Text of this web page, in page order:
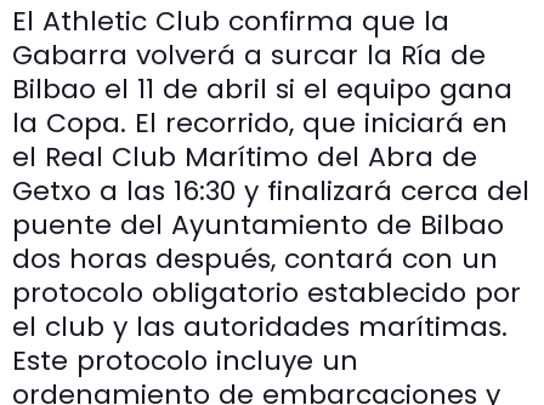
El Athletic Club confirma que la
Gabarra volverá a surcar la Ría de
Bilbao el 11 de abril si el equipo gana
la Copa. El recorrido, que iniciará en
el Real Club Marítimo del Abra de
Getxo a las 16:30 y finalizará cerca del
puente del Ayuntamiento de Bilbao
dos horas después, contará con un
protocolo obligatorio establecido por
el club y las autoridades marítimas.
Este protocolo incluye un
ordenamiento de embarcaciones y